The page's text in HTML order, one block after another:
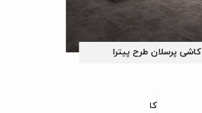
کاشی پرسلان طرح پیترا
کاشی پرسلان طرح لوسینی